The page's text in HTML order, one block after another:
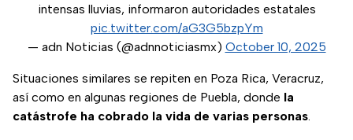
intensas lluvias, informaron autoridades estatales
pic.twitter.com/aG3G5bzpYm
— adn Noticias (@adnnoticiasmx) October 10, 2025
Situaciones similares se repiten en Poza Rica, Veracruz,
así como en algunas regiones de Puebla, donde la
catástrofe ha cobrado la vida de varias personas.